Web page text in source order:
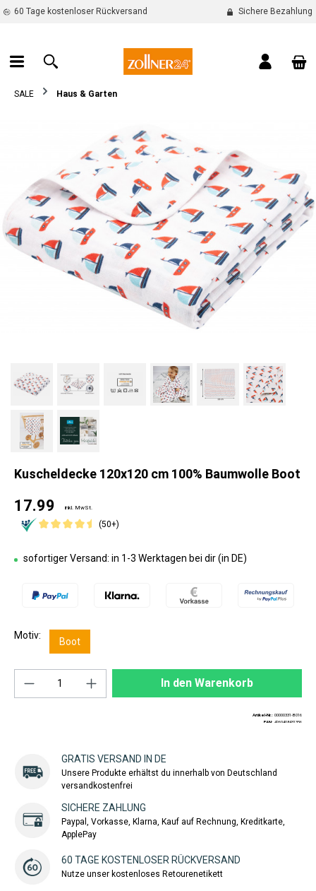
springen
60 Tage kostenloser Rückversand Sichere Bezahlung
SALE Haus & Garten
Kuscheldecke 120x120 cm 100% Baumwolle Boot
17.99 inkl. MwSt.
(50+)
sofortiger Versand: in 1-3 Werktagen bei dir (in DE)
Motiv:
Boot
Produkt Anzahl: Gib den gewünschten
In den Warenkorb
Artikel-Nr.: 00000331-B016
EAN: 4260408431356
GRATIS VERSAND IN DE
Unsere Produkte erhältst du innerhalb von Deutschland
versandkostenfrei
SICHERE ZAHLUNG
Paypal, Vorkasse, Klarna, Kauf auf Rechnung, Kreditkarte,
ApplePay
60 TAGE KOSTENLOSER RÜCKVERSAND
Nutze unser kostenloses Retourenetikett